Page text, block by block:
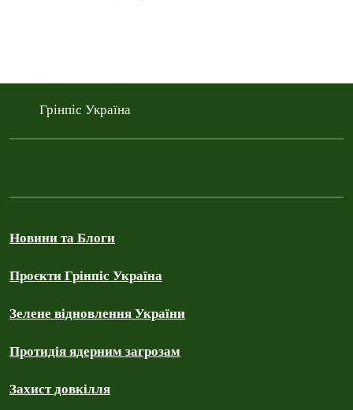
Грінпіс Україна
Новини та Блоги
Проєкти Грінпіс Україна
Зелене відновлення України
Протидія ядерним загрозам
Захист довкілля